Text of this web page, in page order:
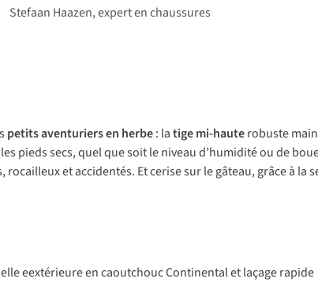
Stefaan Haazen, expert en chaussures
petits aventuriers en herbe: latige mi-hauterobuste
pieds secs, quel que soit le niveau d’humidité ou de
et accidentés. Et cerise sur le gâteau, grâce à
eextérieure en caoutchouc Continental etlaçagerapide